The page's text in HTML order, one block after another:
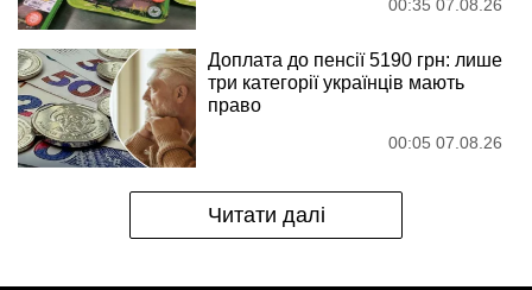
00:35 07.08.26
Доплата до пенсії 5190 грн: лише
три категорії українців мають
право
00:05 07.08.26
Читати далі